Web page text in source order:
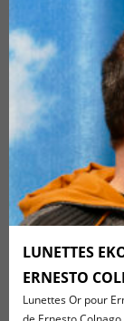
LUNETTES
ERNESTO
Lunettes Or pour